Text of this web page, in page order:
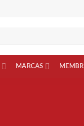
MARCAS